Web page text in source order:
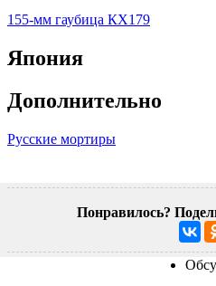
155-мм гаубица КХ179
Япония
Дополнительно
Русские мортиры
Понравилось?